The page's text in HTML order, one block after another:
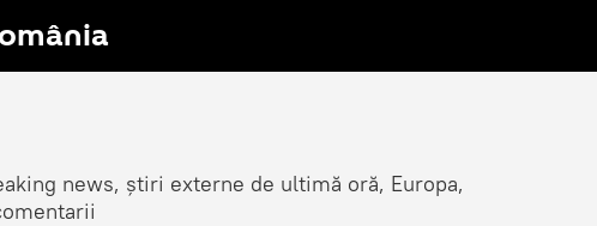
news, știri externe de ultimă oră, Europa,